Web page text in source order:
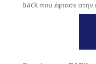
back που έφτασε στην